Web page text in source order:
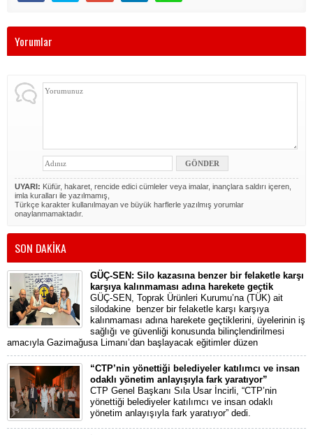
Yorumlar
UYARI: Küfür, hakaret, rencide edici cümleler veya imalar, inançlara saldırı içeren,
imla kuralları ile yazılmamış,
Türkçe karakter kullanılmayan ve büyük harflerle yazılmış yorumlar
onaylanmamaktadır.
SON DAKİKA
GÜÇ-SEN: Silo kazasına benzer bir felaketle karşı
karşıya kalınmaması adına harekete geçtik
GÜÇ-SEN, Toprak Ürünleri Kurumu’na (TÜK) ait
silodakine benzer bir felaketle karşı karşıya
kalınmaması adına harekete geçtiklerini, üyelerinin iş
sağlığı ve güvenliği konusunda bilinçlendirilmesi
amacıyla Gazimağusa Limanı’dan başlayacak eğitimler düzen
“CTP’nin yönettiği belediyeler katılımcı ve insan
odaklı yönetim anlayışıyla fark yaratıyor”
CTP Genel Başkanı Sıla Usar İncirli, “CTP’nin
yönettiği belediyeler katılımcı ve insan odaklı
yönetim anlayışıyla fark yaratıyor” dedi.